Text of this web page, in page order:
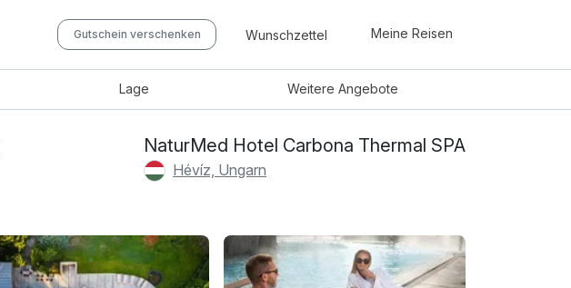
Gutschein verschenken Wunschzettel Meine Reisen
Lage WeitereAngebote
NaturMed Hotel Carbona Thermal SPA
Hévíz, Ungarn